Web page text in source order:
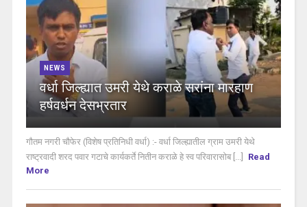
NEWS
वर्धा जिल्ह्यात उमरी येथे कराळे सरांना मारहाण
हर्षवर्धन देसभ्रतार
गौतम नगरी चौफेर (विशेष प्रतिनिधी वर्धा) :- वर्धा जिल्ह्यातील ग्राम उमरी येथे
राष्ट्रवादी शरद पवार गटाचे कार्यकर्ते नितीन कराळे हे स्व परिवारासोब [...]
Read
More